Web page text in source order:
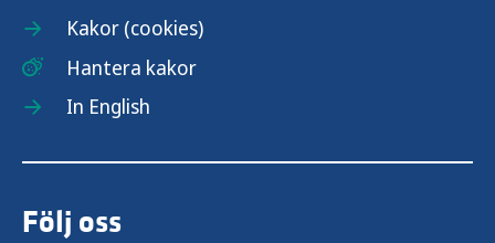
Kakor (cookies)
Hantera kakor
In English
Följ oss